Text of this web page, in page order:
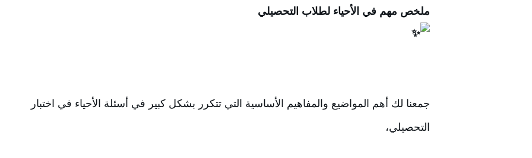
ملخص مهم في الأحياء لطلاب التحصيلي
جمعنا لك أهم المواضيع والمفاهيم الأساسية التي تتكرر بشكل كبير في أسئلة الأحياء في اختبار
التحصيلي،